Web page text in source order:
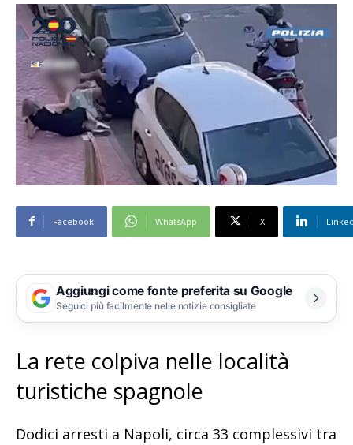
Facebook WhatsApp X
Aggiungi come fonte preferita su Google
Seguici più facilmente nelle notizie consigliate
La rete colpiva nelle località
turistiche spagnole
Dodici arresti a Napoli, circa 33 complessivi tra